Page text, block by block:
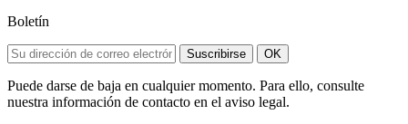
Boletín
Suscribirse OK
Puede darse de baja en cualquier momento. Para ello, consulte
nuestra información de contacto en el aviso legal.